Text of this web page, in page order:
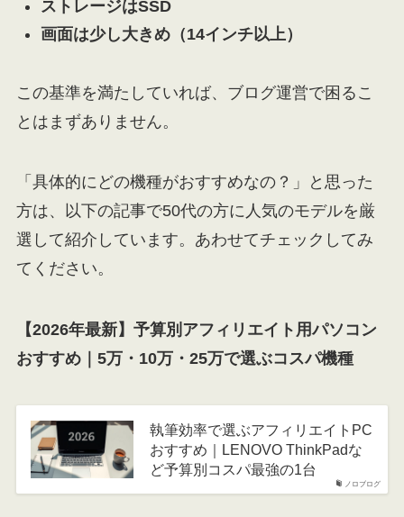
ストレージはSSD
画面は少し大きめ（14インチ以上）
この基準を満たしていれば、ブログ運営で困るこ
とはまずありません。
「具体的にどの機種がおすすめなの？」と思った
方は、以下の記事で50代の方に人気のモデルを厳
選して紹介しています。あわせてチェックしてみ
てください。
【2026年最新】予算別アフィリエイト用パソコン
おすすめ｜5万・10万・25万で選ぶコスパ機種
ノロブログ
執筆効率で選ぶアフィリエイトPC
おすすめ｜LENOVO ThinkPadな
ど予算別コスパ最強の1台